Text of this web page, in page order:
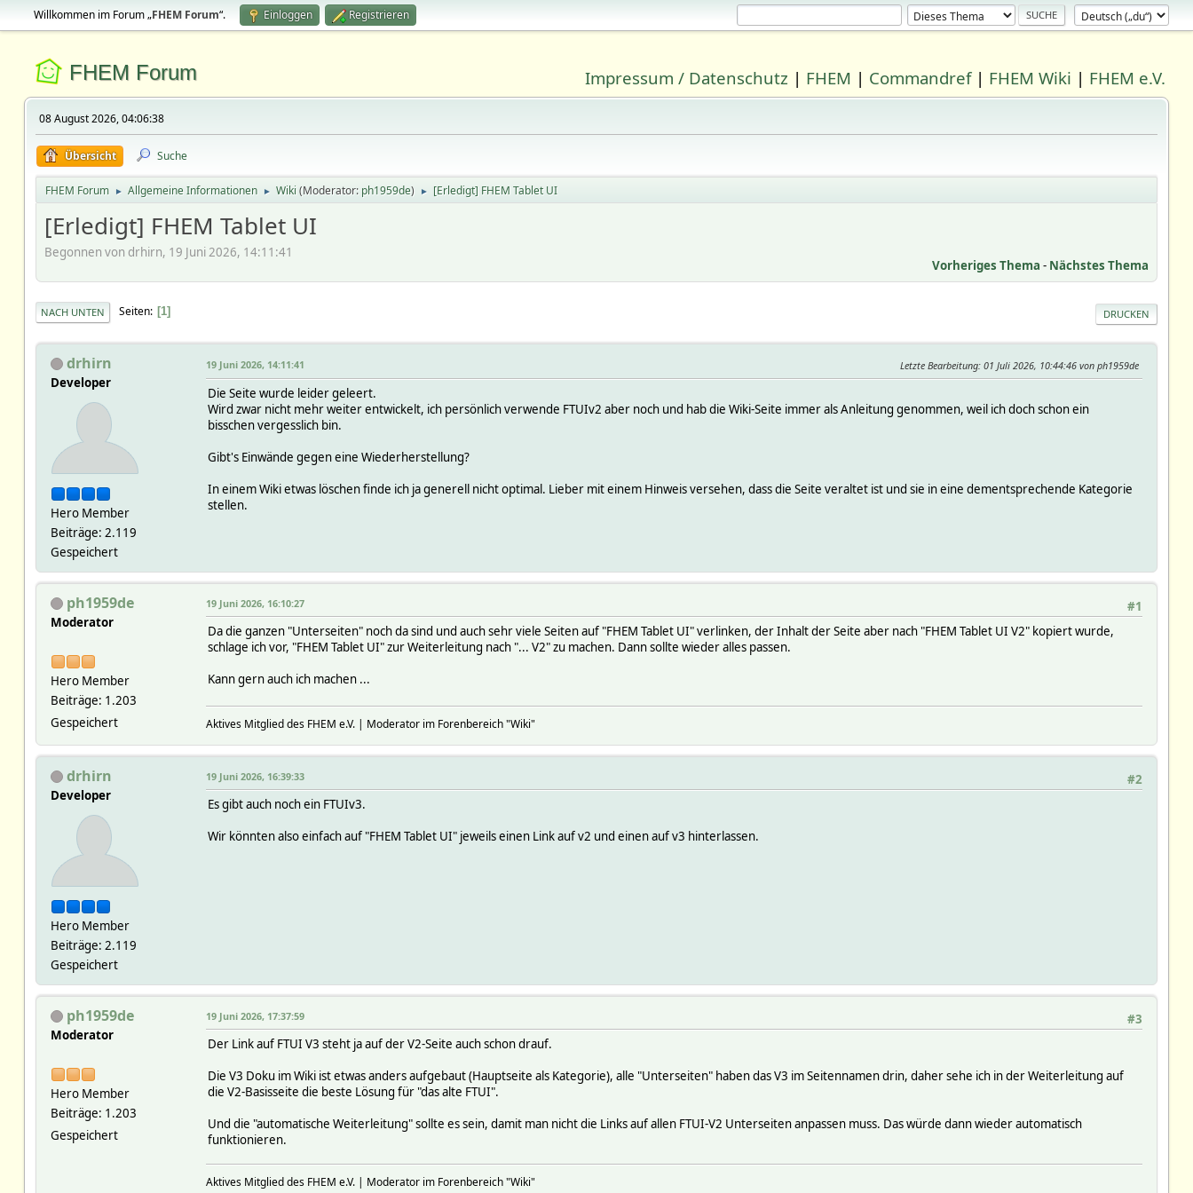
Willkommen im Forum „FHEM Forum“. Einloggen Registrieren
FHEM Forum Impressum / Datenschutz | FHEM | Commandref| FHEM Wiki | FHEM e.V.
08 August 2026, 04:06:38
Übersicht Suche
FHEM Forum ► Allgemeine Informationen ► Wiki(Moderator: ph1959de) ► [Erledigt] FHEM Tablet UI
[Erledigt] FHEM Tablet UI
Begonnen von drhirn, 19 Juni 2026, 14:11:41
Vorheriges Thema - Nächstes Thema
DRUCKEN
NACH UNTEN Seiten 1
drhirn
Developer
Hero Member
Beiträge: 2.119
Gespeichert
19 Juni 2026, 14:11:41 Letzte Bearbeitung: 01 Juli 2026, 10:44:46 von ph1959de
Die Seite wurde leider geleert.
Wird zwar nicht mehr weiter entwickelt, ich persönlich verwende FTUIv2 aber noch und hab die Wiki-Seite immer als Anleitung genommen, weil ich doch schon ein
bisschen vergesslich bin.
Gibt's Einwände gegen eine Wiederherstellung?
In einem Wiki etwas löschen finde ich ja generell nicht optimal. Lieber mit einem Hinweis versehen, dass die Seite veraltet ist und sie in eine dementsprechende Kategorie
stellen.
ph1959de
Moderator
Hero Member
Beiträge: 1.203
Gespeichert
#1
19 Juni 2026, 16:10:27
Da die ganzen "Unterseiten" noch da sind und auch sehr viele Seiten auf "FHEM Tablet UI" verlinken, der Inhalt der Seite aber nach "FHEM Tablet UI V2" kopiert wurde,
schlage ich vor, "FHEM Tablet UI" zur Weiterleitung nach "... V2" zu machen. Dann sollte wieder alles passen.
Kann gern auch ich machen ...
Aktives Mitglied des FHEM e.V. | Moderator im Forenbereich "Wiki"
drhirn
Developer
Hero Member
Beiträge: 2.119
Gespeichert
#2
19 Juni 2026, 16:39:33
Es gibt auch noch ein FTUIv3.
Wir könnten also einfach auf "FHEM Tablet UI" jeweils einen Link auf v2 und einen auf v3 hinterlassen.
ph1959de
Moderator
Hero Member
Beiträge: 1.203
Gespeichert
#3
19 Juni 2026, 17:37:59
Der Link auf FTUI V3 steht ja auf der V2-Seite auch schon drauf.
Die V3 Doku im Wiki ist etwas anders aufgebaut (Hauptseite als Kategorie), alle "Unterseiten" haben das V3 im Seitennamen drin, daher sehe ich in der Weiterleitung auf
die V2-Basisseite die beste Lösung für "das alte FTUI".
Und die "automatische Weiterleitung" sollte es sein, damit man nicht die Links auf allen FTUI-V2 Unterseiten anpassen muss. Das würde dann wieder automatisch
funktionieren.
Aktives Mitglied des FHEM e.V. | Moderator im Forenbereich "Wiki"